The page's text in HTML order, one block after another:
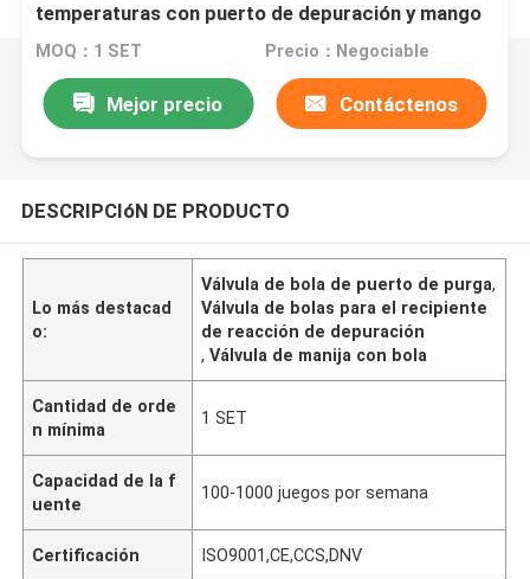
temperaturas con puerto de depuración y mango
de palanca para depuración de recipientes de
MOQ：1 SET Precio：Negociable
Mejor precio Contáctenos
DESCRIPCIóN DE PRODUCTO
Lo más destacad
o:
Válvula de bola de puerto de purga,
Válvula de bolas para el recipiente
de reacción de depuración
,Válvula de manija con bola
Cantidad de orde
n mínima
1 SET
Capacidad de la f
uente
100-1000 juegos por semana
Certificación ISO9001,CE,CCS,DNV